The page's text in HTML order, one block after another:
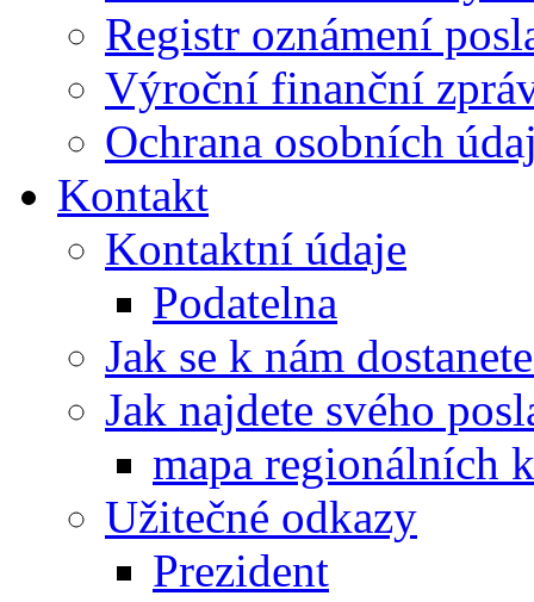
Registr oznámení
Výroční finanční
Ochrana osobních
Kontakt
Kontaktní údaje
Podatelna
Jak se k nám
Jak najdete svého
mapa regionálních
Užitečné odkazy
Prezident